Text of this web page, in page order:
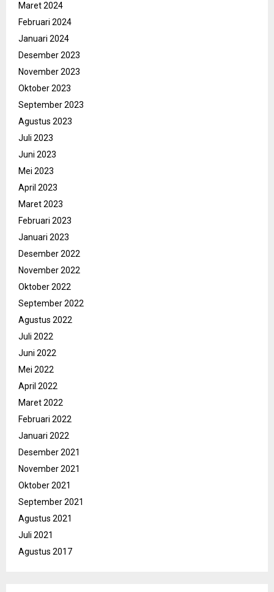
Maret 2024
Februari 2024
Januari 2024
Desember 2023
November 2023
Oktober 2023
September 2023
Agustus 2023
Juli 2023
Juni 2023
Mei 2023
April 2023
Maret 2023
Februari 2023
Januari 2023
Desember 2022
November 2022
Oktober 2022
September 2022
Agustus 2022
Juli 2022
Juni 2022
Mei 2022
April 2022
Maret 2022
Februari 2022
Januari 2022
Desember 2021
November 2021
Oktober 2021
September 2021
Agustus 2021
Juli 2021
Agustus 2017